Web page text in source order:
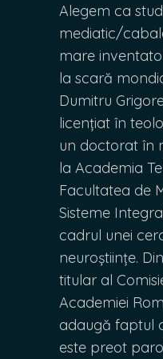
Alegem ca
mediatic/
mare
la scară
Dumitru
licențiat în
un doctorat în
la Academia
Facultatea de
Sisteme
cadrul unei
neuroștiințe.
titular al
Academiei
adaugă faptul
este preot